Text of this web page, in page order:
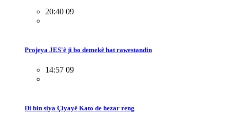
20:40 09
Projeya JES'ê ji bo demekê hat rawestandin
14:57 09
Di bin siya Çiyayê Kato de hezar reng